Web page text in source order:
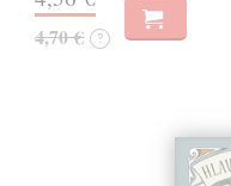
4,70 € ?